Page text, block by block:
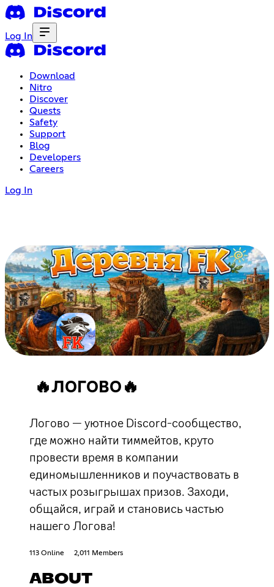
Log In
Download
Nitro
Discover
Quests
Safety
Support
Blog
Developers
Careers
Log In
🔥ЛОГОВО🔥
Логово — уютное Discord-сообщество,
где можно найти тиммейтов, круто
провести время в компании
единомышленников и поучаствовать в
частых розыгрышах призов. Заходи,
общайся, играй и становись частью
нашего Логова!
113 Online 2,011 Members
ABOUT